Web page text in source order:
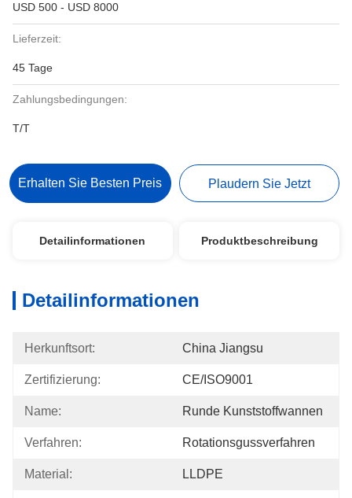
USD 500 - USD 8000
Lieferzeit:
45 Tage
Zahlungsbedingungen:
T/T
Erhalten Sie Besten Preis Plaudern Sie Jetzt
Detailinformationen Produktbeschreibung
Detailinformationen
Herkunftsort: China Jiangsu
Zertifizierung: CE/ISO9001
Name: Runde Kunststoffwannen
Verfahren: Rotationsgussverfahren
Material: LLDPE